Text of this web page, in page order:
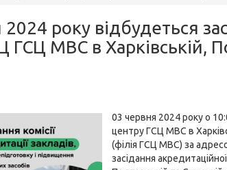
року відбудеться
ГСЦ МВС в Харківській,
03 червня 2024 року о
центру ГСЦ МВС в
(філія ГСЦ МВС) за
засідання